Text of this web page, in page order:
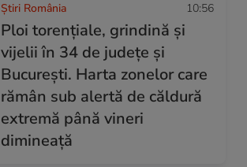
Știri România 10:56
Ploi torențiale, grindină și
vijelii în 34 de județe și
București. Harta zonelor care
rămân sub alertă de căldură
extremă până vineri
dimineață